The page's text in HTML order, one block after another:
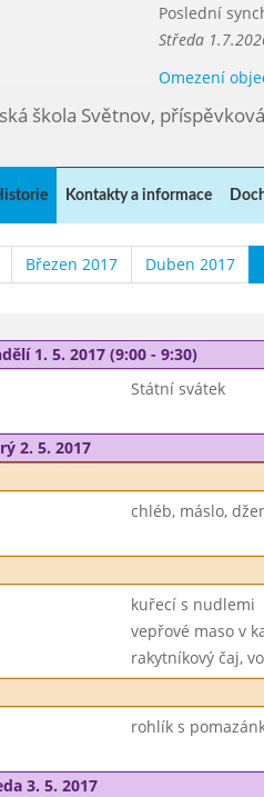
Poslední
Středa
Omezení
škola Světnov,
Kontakty a informace
Březen 2017 Duben 2017
1. 5. 2017 (9:00 - 9:30)
Státní svátek
2. 5. 2017
chléb, máslo,
kuřecí s nudlemi
vepřové maso v
rakytníkový čaj,
rohlík s
3. 5. 2017